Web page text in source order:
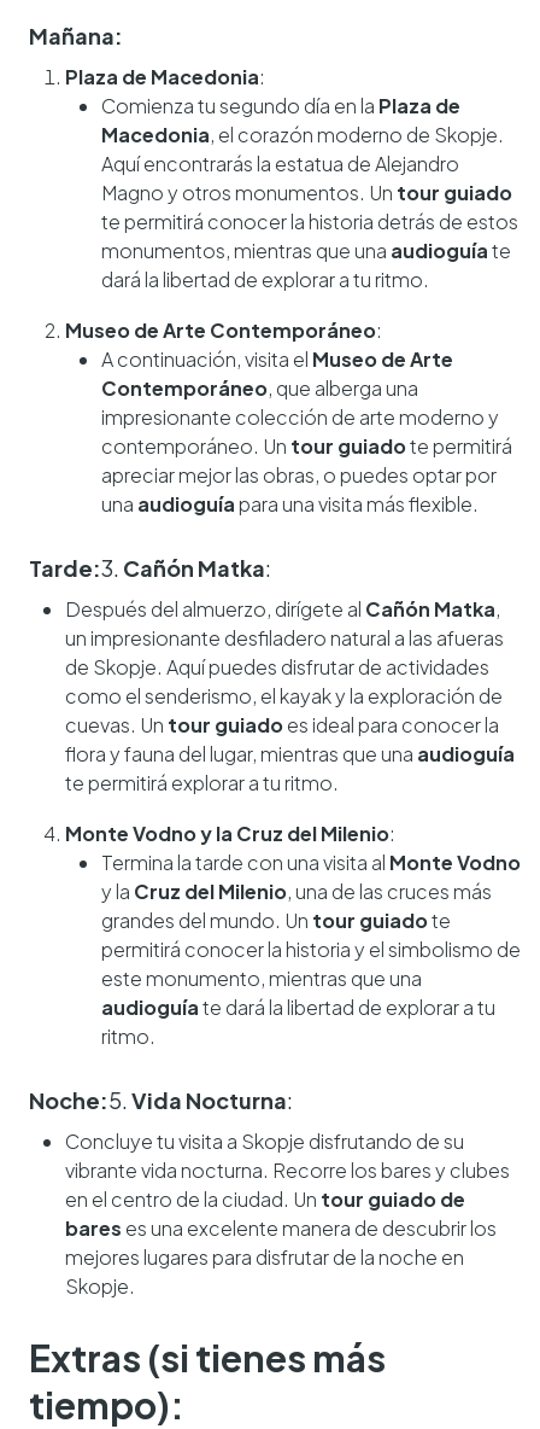
Mañana:
Plaza de Macedonia:
Comienza tu segundo día en la Plaza de
Macedonia, el corazón moderno de Skopje.
Aquí encontrarás la estatua de Alejandro
Magno y otros monumentos. Un tour guiado
te permitirá conocer la historia detrás de estos
monumentos, mientras que una audioguíate
dará la libertad de explorar a tu ritmo.
Museo de Arte Contemporáneo:
A continuación, visita el Museo de Arte
Contemporáneo, que alberga una
impresionante colección de arte moderno y
contemporáneo. Un tour guiadote permitirá
apreciar mejor las obras, o puedes optar por
una audioguía para una visita más flexible.
Tarde:3. Cañón Matka:
Después del almuerzo, dirígete al Cañón Matka,
un impresionante desfiladero natural a las afueras
de Skopje. Aquí puedes disfrutar de actividades
como el senderismo, el kayak y la exploración de
cuevas. Un tour guiadoes ideal para conocer la
flora y fauna del lugar, mientras que una audioguía
te permitirá explorar a tu ritmo.
Monte Vodno y la Cruz del Milenio:
Termina la tarde con una visita al Monte Vodno
y la Cruz del Milenio, una de las cruces más
grandes del mundo. Un tour guiadote
permitirá conocer la historia y el simbolismo de
este monumento, mientras que una
audioguíate dará la libertad de explorar a tu
ritmo.
Noche:5. Vida Nocturna:
Concluye tu visita a Skopje disfrutando de su
vibrante vida nocturna. Recorre los bares y clubes
en el centro de la ciudad. Un tour guiado de
bares es una excelente manera de descubrir los
mejores lugares para disfrutar de la noche en
Skopje.
Extras (si tienes más
tiempo):